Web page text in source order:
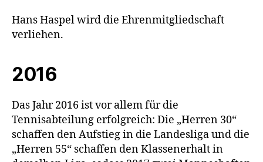
Hans Haspel wird die Ehrenmitgliedschaft
verliehen.
2016
Das Jahr 2016 ist vor allem für die
Tennisabteilung erfolgreich: Die „Herren 30“
schaffen den Aufstieg in die Landesliga und die
„Herren 55“ schaffen den Klassenerhalt in